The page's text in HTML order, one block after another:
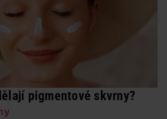
pigmentové skvrny?